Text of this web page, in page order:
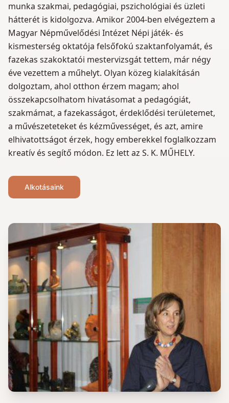
munka szakmai, pedagógiai, pszichológiai és üzleti
hátterét is kidolgozva. Amikor 2004-ben elvégeztem a
Magyar Népművelődési Intézet Népi játék- és
kismesterség oktatója felsőfokú szaktanfolyamát, és
fazekas szakoktatói mestervizsgát tettem, már négy
éve vezettem a műhelyt. Olyan közeg kialakításán
dolgoztam, ahol otthon érzem magam; ahol
összekapcsolhatom hivatásomat a pedagógiát,
szakmámat, a fazekasságot, érdeklődési területemet,
a művészeteteket és kézművességet, és azt, amire
elhivatottságot érzek, hogy emberekkel foglalkozzam
kreatív és segítő módon. Ez lett az S. K. MŰHELY.
Alkotásaink